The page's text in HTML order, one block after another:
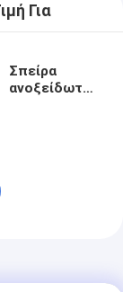
Για
Σπείρα
ανοξείδωτου